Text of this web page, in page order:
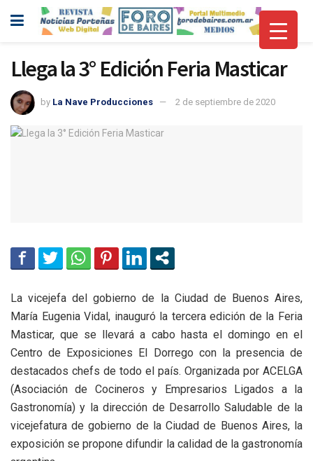
Llega la 3° Edición Feria Masticar
by La Nave Producciones 2 de septiembre de 2020
La vicejefa del gobierno de la Ciudad de Buenos Aires,
María Eugenia Vidal, inauguró la tercera edición de la Feria
Masticar, que se llevará a cabo hasta el domingo en el
Centro de Exposiciones El Dorrego con la presencia de
destacados chefs de todo el país. Organizada por ACELGA
(Asociación de Cocineros y Empresarios Ligados a la
Gastronomía) y la dirección de Desarrollo Saludable de la
vicejefatura de gobierno de la Ciudad de Buenos Aires, la
exposición se propone difundir la calidad de la gastronomía